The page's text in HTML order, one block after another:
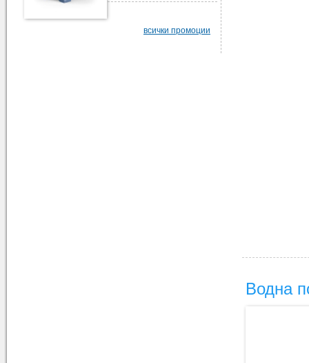
всички промоции
Водна